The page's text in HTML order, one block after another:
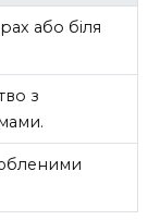
або біля
з